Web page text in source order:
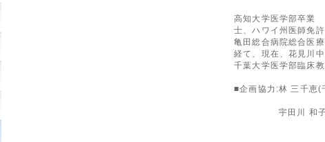
高知大学医学部卒業
士、ハワイ州医師免
亀田総合病院総合医
経て、現在、花見川
千葉大学医学部臨床
■企画協力:林 三千恵(
■企画協力:宇田川 和